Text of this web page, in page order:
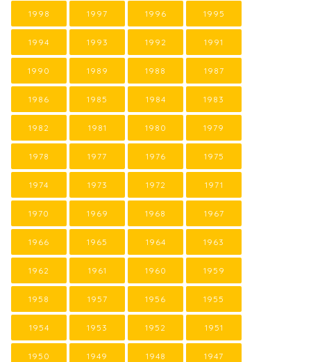
1998 1997 1996 1995
1994 1993 1992 1991
1990 1989 1988 1987
1986 1985 1984 1983
1982 1981 1980 1979
1978 1977 1976 1975
1974 1973 1972 1971
1970 1969 1968 1967
1966 1965 1964 1963
1962 1961 1960 1959
1958 1957 1956 1955
1954 1953 1952 1951
1950 1949 1948 1947